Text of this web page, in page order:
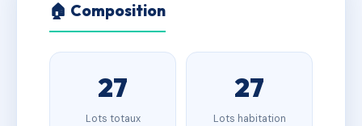
🏠 Composition
27
Lots totaux
27
Lots habitation